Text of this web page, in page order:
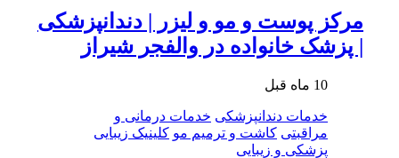
مرکز پوست و مو و لیزر | دندانپزشکی
| پزشک خانواده در والفجر شیراز
10 ماه قبل
خدمات دندانپزشکی خدمات درمانی و
مراقبتی کاشت و ترمیم مو کلینیک زیبایی
پزشکی و زیبایی